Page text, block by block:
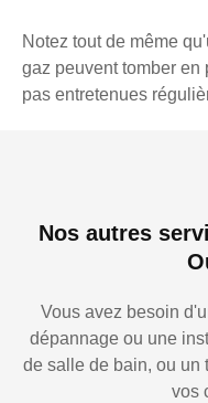
Notez tout de même
gaz peuvent tomber en
pas entretenues
Nos autres
Vous avez besoin
dépannage ou une
de salle de bain, ou un
vos